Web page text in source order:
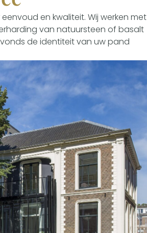
en kwaliteit. Wij werken met
van natuursteen of basalt
de identiteit van uw pand